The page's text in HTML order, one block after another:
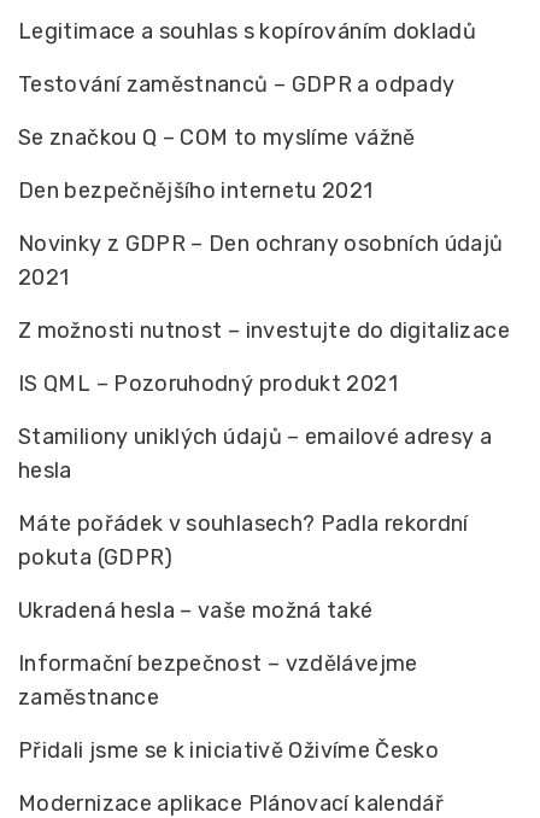
Legitimace a souhlas s kopírováním dokladů
Testování zaměstnanců – GDPR a odpady
Se značkou Q – COM to myslíme vážně
Den bezpečnějšího internetu 2021
Novinky z GDPR – Den ochrany osobních údajů
2021
Z možnosti nutnost – investujte do digitalizace
IS QML – Pozoruhodný produkt 2021
Stamiliony uniklých údajů – emailové adresy a
hesla
Máte pořádek v souhlasech? Padla rekordní
pokuta (GDPR)
Ukradená hesla – vaše možná také
Informační bezpečnost – vzdělávejme
zaměstnance
Přidali jsme se k iniciativě Oživíme Česko
Modernizace aplikace Plánovací kalendář